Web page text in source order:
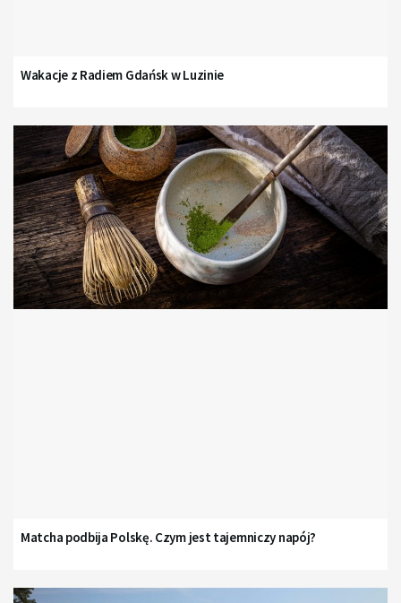
Wakacje z Radiem Gdańsk w Luzinie
Matcha podbija Polskę. Czym jest tajemniczy napój?